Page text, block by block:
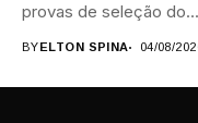
provas de seleção do...
BYELTON SPINA 04/08/